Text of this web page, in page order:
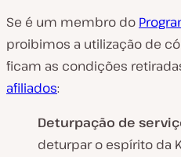
Se é um membro do
proibimos a utilização de
ficam as condições
afiliados:
Deturpação de
deturpar o espírito da